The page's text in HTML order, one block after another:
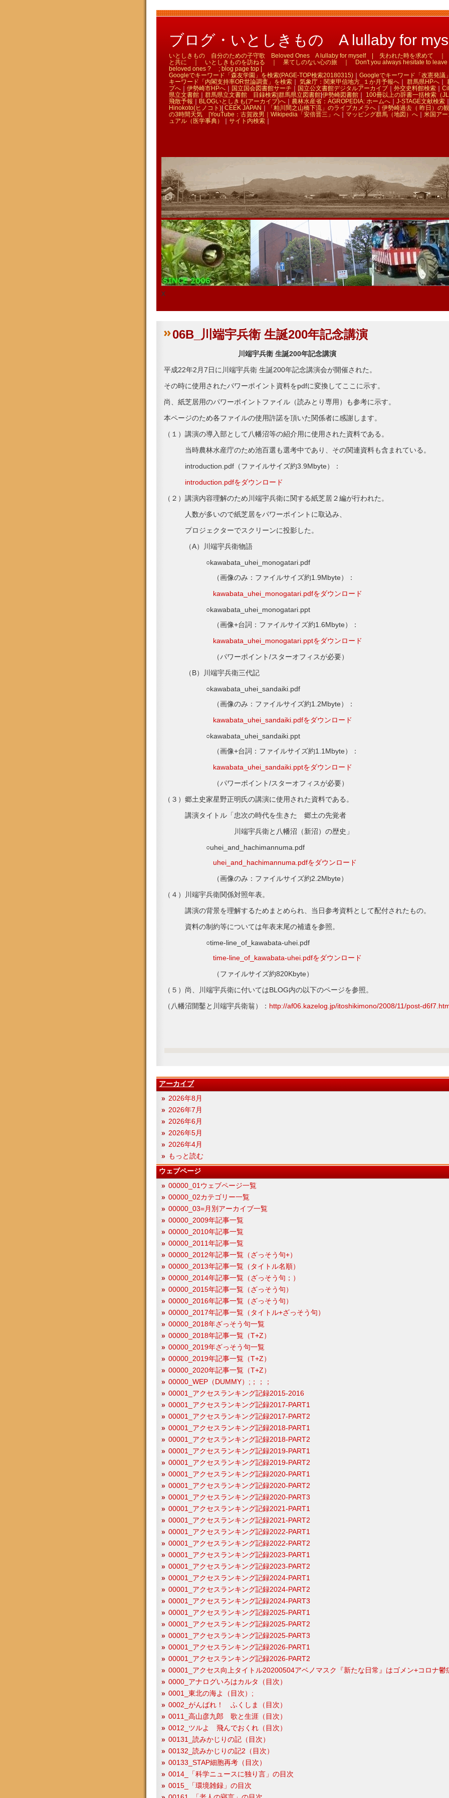
ブログ・いとしきもの A lullaby for
いとしきもの 自分のための子守歌 Beloved Ones A lullaby for myself | 失われた時を求めて ｜
と共に ｜ いとしきものを訪ねる ｜ 果てしのない心の旅 ｜ Don't you always hesitate to leave
beloved ones ? ; blog page top |
Googleでキーワード「森友学園」を検索(PAGE-TOP検索20180315)
Googleでキーワード「改憲発議
キーワード「内閣支持率OR世論調査」を検索
気象庁：関東甲信地方_１か月予報へ 群馬県HPへ
プへ
伊勢崎市HPへ 国立国会図書館サーチ 国立公文書館デジタルアーカイブ 外交史料館検索
県立文書館
群馬県立文書館 目録検索| 群馬県立図書館 伊勢崎図書館
100冊以上の辞書一括検索（
飛散予報
BLOGいとしきも(アーカイブ)へ 農林水産省：AGROPEDIA: ホームへ J-STAGE文献検索
Hinokoto(ヒノコト) CEEK JAPAN 「粕川間之山橋下流」のライブカメラへ
伊勢崎過去（ 昨日）の
の3時間天気 | YouTube：古賀政男｜ Wikipedia「安倍晋三」へ マッピング群馬（地図）へ
米国ア
ュアル（医学事典）
サイト内検索
x
06B_川端宇兵衛 生誕200年記念講演
川端宇兵衛 生誕200年記念講演
平成22年2月7日に川端宇兵衛 生誕200年記念講演会が開催された。
その時に使用されたパワーポイント資料をpdfに変換してここに示す。
尚、紙芝居用のパワーポイントファイル（読みとり専用）も参考に示す。
本ページのため各ファイルの使用許諾を頂いた関係者に感謝します。
（１）講演の導入部として八幡沼等の紹介用に使用された資料である。
当時農林水産庁のため池百選も選考中であり、その関連資料も含まれている。
introduction.pdf（ファイルサイズ約3.9Mbyte）：
introduction.pdfをダウンロード
（２）講演内容理解のため川端宇兵衛に関する紙芝居２編が行われた。
人数が多いので紙芝居をパワーポイントに取込み、
プロジェクターでスクリーンに投影した。
（A）川端宇兵衛物語
○kawabata_uhei_monogatari.pdf
（画像のみ：ファイルサイズ約1.9Mbyte）：
kawabata_uhei_monogatari.pdfをダウンロード
○kawabata_uhei_monogatari.ppt
（画像+台詞：ファイルサイズ約1.6Mbyte）：
kawabata_uhei_monogatari.pptをダウンロード
（パワーポイント/スターオフィスが必要）
（B）川端宇兵衛三代記
○kawabata_uhei_sandaiki.pdf
（画像のみ：ファイルサイズ約1.2Mbyte）：
kawabata_uhei_sandaiki.pdfをダウンロード
○kawabata_uhei_sandaiki.ppt
（画像+台詞：ファイルサイズ約1.1Mbyte）：
kawabata_uhei_sandaiki.pptをダウンロード
（パワーポイント/スターオフィスが必要）
（３）郷土史家星野正明氏の講演に使用された資料である。
講演タイトル「忠次の時代を生きた 郷土の先覚者
川端宇兵衛と八幡沼（新沼）の歴史」
○uhei_and_hachimannuma.pdf
uhei_and_hachimannuma.pdfをダウンロード
（画像のみ：ファイルサイズ約2.2Mbyte）
（４）川端宇兵衛関係対照年表。
講演の背景を理解するためまとめられ、当日参考資料として配付されたもの。
資料の制約等については年表末尾の補遺を参照。
○time-line_of_kawabata-uhei.pdf
time-line_of_kawabata-uhei.pdfをダウンロード
（ファイルサイズ約820Kbyte）
（５）尚、川端宇兵衛に付いてはBLOG内の以下のページを参照。
（八幡沼開鑿と川端宇兵衛翁）： http://af06.kazelog.jp/itoshikimono/2008/11/post-
アーカイブ
2026年8月
2026年7月
2026年6月
2026年5月
2026年4月
もっと読む
ウェブページ
00000_01ウェブページ一覧
00000_02カテゴリー一覧
00000_03=月別アーカイブ一覧
00000_2009年記事一覧
00000_2010年記事一覧
00000_2011年記事一覧
00000_2012年記事一覧（ざっそう句+）
00000_2013年記事一覧（タイトル名順）
00000_2014年記事一覧（ざっそう句；）
00000_2015年記事一覧（ざっそう句）
00000_2016年記事一覧（ざっそう句）
00000_2017年記事一覧（タイトル+ざっそう句）
00000_2018年ざっそう句一覧
00000_2018年記事一覧（T+Z）
00000_2019年ざっそう句一覧
00000_2019年記事一覧（T+Z）
00000_2020年記事一覧（T+Z）
00000_WEP（DUMMY）;；；；
00001_アクセスランキング記録2015-2016
00001_アクセスランキング記録2017-PART1
00001_アクセスランキング記録2017-PART2
00001_アクセスランキング記録2018-PART1
00001_アクセスランキング記録2018-PART2
00001_アクセスランキング記録2019-PART1
00001_アクセスランキング記録2019-PART2
00001_アクセスランキング記録2020-PART1
00001_アクセスランキング記録2020-PART2
00001_アクセスランキング記録2020-PART3
00001_アクセスランキング記録2021-PART1
00001_アクセスランキング記録2021-PART2
00001_アクセスランキング記録2022-PART1
00001_アクセスランキング記録2022-PART2
00001_アクセスランキング記録2023-PART1
00001_アクセスランキング記録2023-PART2
00001_アクセスランキング記録2024-PART1
00001_アクセスランキング記録2024-PART2
00001_アクセスランキング記録2024-PART3
00001_アクセスランキング記録2025-PART1
00001_アクセスランキング記録2025-PART2
00001_アクセスランキング記録2025-PART3
00001_アクセスランキング記録2026-PART1
00001_アクセスランキング記録2026-PART2
00001_アクセス向上タイトル20200504アベノマスク『新たな日常』はゴメン+コロナ鬱
0000_アナログいろはカルタ（目次）
0001_東北の海よ（目次）;
0002_がんばれ！ ふくしま（目次）
0011_高山彦九郎 歌と生涯（目次）
0012_ツルよ 飛んでおくれ（目次）
00131_読みかじりの記（目次）
00132_読みかじりの記2（目次）
00133_STAP細胞再考（目次）
0014_「科学ニュースに独り言」の目次
0015_「環境雑録」の目次